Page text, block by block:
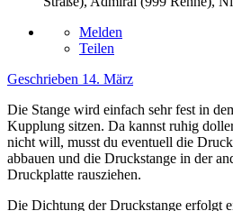
Melden
Teilen
Geschrieben 14. März
Die Stange wird einfach sehr fest in
Kupplung sitzen. Da kannst ruhig
nicht will, musst du eventuell die
abbauen und die Druckstange in der
Druckplatte rausziehen.
Die Dichtung der Druckstange erfolgt